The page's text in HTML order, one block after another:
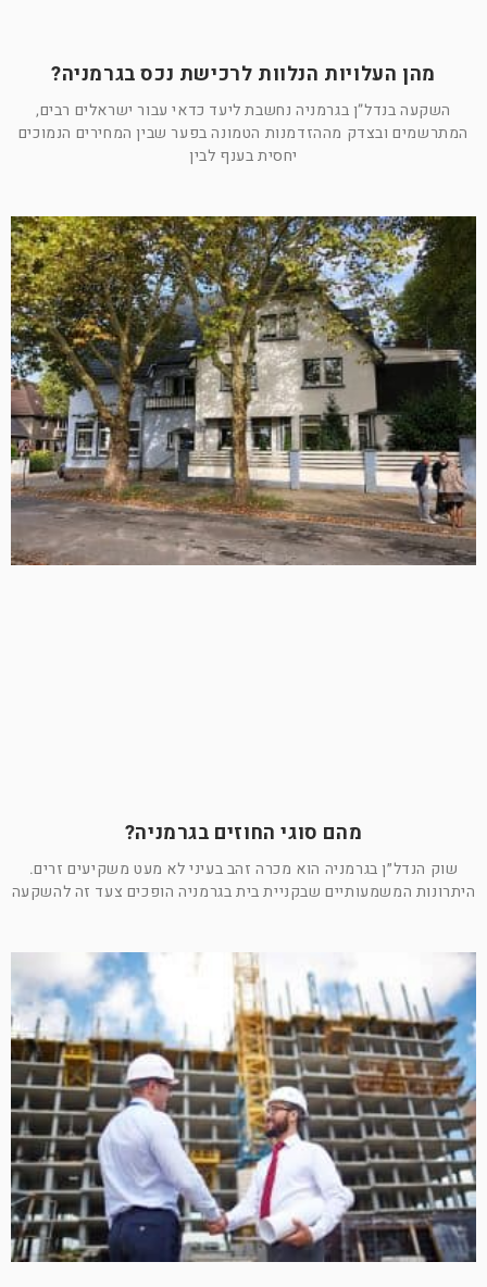
מהן העלויות הנלוות לרכישת נכס בגרמניה?
השקעה בנדל”ן בגרמניה נחשבת ליעד כדאי עבור ישראלים רבים,
המתרשמים ובצדק מההזדמנות הטמונה בפער שבין המחירים הנמוכים
יחסית בענף לבין
מהם סוגי החוזים בגרמניה?
שוק הנדל״ן בגרמניה הוא מכרה זהב בעיני לא מעט משקיעים זרים.
היתרונות המשמעותיים שבקניית בית בגרמניה הופכים צעד זה להשקעה